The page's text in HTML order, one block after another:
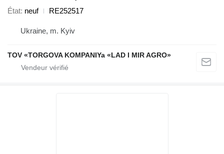
État neuf RE252517
Ukraine, m. Kyiv
TOV «TORGOVA KOMPANIYa «LAD I MIR AGRO»